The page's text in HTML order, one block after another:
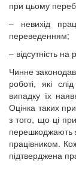
при цьому
– невихід
переведенням;
– відсутність
Чинне
роботі, які
випадку їх
Оцінка таких
з того, що ці
перешкоджають
працівником.
підтверджена